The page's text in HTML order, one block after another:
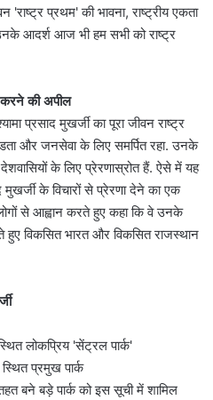
'राष्ट्र प्रथम' की भावना, राष्ट्रीय एकता
आदर्श आज भी हम सभी को राष्ट्र
करने की अपील
प्रसाद मुखर्जी का पूरा जीवन राष्ट्र
और जनसेवा के लिए समर्पित रहा. उनके
के लिए प्रेरणास्रोत हैं. ऐसे में यह
मुखर्जी के विचारों से प्रेरणा देने का एक
से आह्वान करते हुए कहा कि वे उनके
विकसित भारत और विकसित राजस्थान
लोकप्रिय 'सेंट्रल पार्क'
प्रमुख पार्क
बने बड़े पार्क को इस सूची में शामिल